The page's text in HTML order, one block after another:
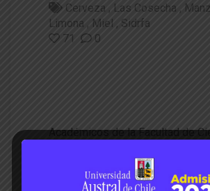
Cerveza
Las Cosecha
Limona
Miel
Sidrfa
71
0
Académicos de la Facultad de
creación audiovisual, dando
trabajo que desde la Universidad